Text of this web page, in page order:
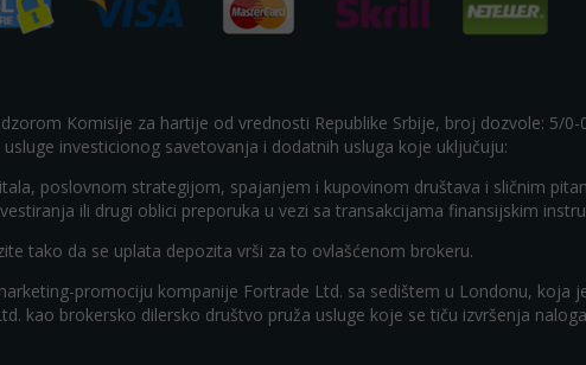
Komisije za hartije od vrednosti Republike Srbije, broj dozvole: 5/
investicionog savetovanja i dodatnih usluga koje uključuju:
poslovnom strategijom, spajanjem i kupovinom društava i sličnim
ili drugi oblici preporuka u vezi sa transakcijama finansijskim
tako da se uplata depozita vrši za to ovlašćenom brokeru.
promociju kompanije Fortrade Ltd. sa sedištem u Londonu, koja
kao brokersko dilersko društvo pruža usluge koje se tiču izvršenja